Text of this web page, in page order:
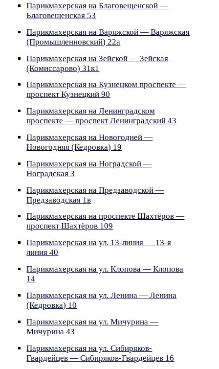
Парикмахерская на Благовещенской —
Благовещенская 53
Парикмахерская на Варяжской — Варяжская
(Промышленновский) 22а
Парикмахерская на Зейской — Зейская
(Комиссарово) 31к1
Парикмахерская на Кузнецком проспекте —
проспект Кузнецкий 90
Парикмахерская на Ленинградском
проспекте — проспект Ленинградский 43
Парикмахерская на Новогодней —
Новогодняя (Кедровка) 19
Парикмахерская на Ноградской —
Ноградская 3
Парикмахерская на Предзаводской —
Предзаводская 1в
Парикмахерская на проспекте Шахтёров —
проспект Шахтёров 109
Парикмахерская на ул. 13-линия — 13-я
линия 40
Парикмахерская на ул. Клопова — Клопова
14
Парикмахерская на ул. Ленина — Ленина
(Кедровка) 10
Парикмахерская на ул. Мичурина —
Мичурина 43
Парикмахерская на ул. Сибиряков-
Гвардейцев — Сибиряков-Гвардейцев 16